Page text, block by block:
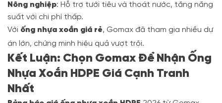
Nông nghiệp: Hỗ trợ tưới tiêu và thoát nước, tăng năng
suất với chi phí thấp.
Với ống nhựa xoắn giá rẻ, Gomax đã tham gia nhiều dự
án lớn, chứng minh hiệu quả vượt trội.
Kết Luận: Chọn Gomax Để Nhận Ống
Nhựa Xoắn HDPE Giá Cạnh Tranh
Nhất